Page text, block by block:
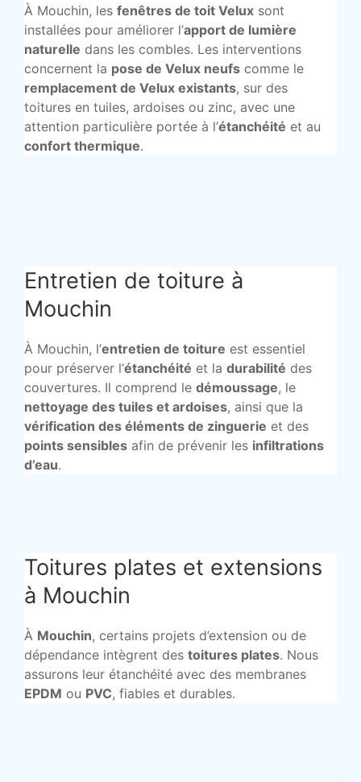
À Mouchin, les fenêtres de toit Velux sont
installées pour améliorer l’apport de lumière
naturelle dans les combles. Les interventions
concernent la pose de Velux neufs comme le
remplacement de Velux existants, sur des
toitures en tuiles, ardoises ou zinc, avec une
attention particulière portée à l’étanchéité et au
confort thermique.
Entretien de toiture à
Mouchin
À Mouchin, l’entretien de toiture est essentiel
pour préserver l’étanchéité et la durabilité des
couvertures. Il comprend le démoussage, le
nettoyage des tuiles et ardoises, ainsi que la
vérification des éléments de zinguerie et des
points sensibles afin de prévenir les infiltrations
d’eau.
Toitures plates et extensions
à Mouchin
À Mouchin, certains projets d’extension ou de
dépendance intègrent des toitures plates. Nous
assurons leur étanchéité avec des membranes
EPDM ou PVC, fiables et durables.